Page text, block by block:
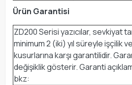
Ürün Garantisi
ZD200 Serisi yazıcılar, sevkiyat
minimum 2 (iki) yıl süreyle işçilik
kusurlarına karşı garantilidir.
değişiklik gösterir. Garanti
bkz: